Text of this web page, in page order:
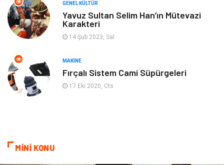
Ev İşleri
Aksesuar
Gençlik Eğlence
İnternet
GENEL KÜLTÜR
Yavuz Sultan Selim Han’ın Mütevazi
Karakteri
14 Şub 2023, Sal
MAKINE
Fırçalı Sistem Cami Süpürgeleri
17 Eki 2020, Cts
MİNİ KONU